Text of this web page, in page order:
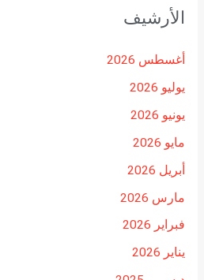
الأرشيف
أغسطس 2026
يوليو 2026
يونيو 2026
مايو 2026
أبريل 2026
مارس 2026
فبراير 2026
يناير 2026